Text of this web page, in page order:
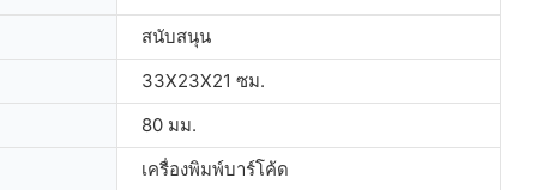
สนับสนุน
33X23X21 ซม.
80 มม.
เครื่องพิมพ์บาร์โค้ด